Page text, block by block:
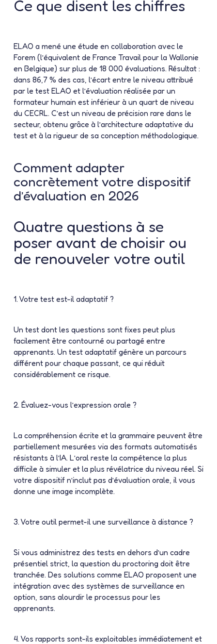
Ce que disent les chiffres
ELAO a mené une étude en collaboration avec le
Forem (l’équivalent de France Travail pour la Wallonie
en Belgique) sur plus de 18 000 évaluations. Résultat :
dans 86,7 % des cas, l’écart entre le niveau attribué
par le test ELAO et l’évaluation réalisée par un
formateur humain est inférieur à un quart de niveau
du CECRL. C’est un niveau de précision rare dans le
secteur, obtenu grâce à l’architecture adaptative du
test et à la rigueur de sa conception méthodologique.
Comment adapter
concrètement votre dispositif
d’évaluation en 2026
Quatre questions à se
poser avant de choisir ou
de renouveler votre outil
1. Votre test est-il adaptatif ?
Un test dont les questions sont fixes peut plus
facilement être contourné ou partagé entre
apprenants. Un test adaptatif génère un parcours
différent pour chaque passant, ce qui réduit
considérablement ce risque.
2. Évaluez-vous l’expression orale ?
La compréhension écrite et la grammaire peuvent être
partiellement mesurées via des formats automatisés
résistants à l’IA. L’oral reste la compétence la plus
difficile à simuler et la plus révélatrice du niveau réel. Si
votre dispositif n’inclut pas d’évaluation orale, il vous
donne une image incomplète.
3. Votre outil permet-il une surveillance à distance ?
Si vous administrez des tests en dehors d’un cadre
présentiel strict, la question du proctoring doit être
tranchée. Des solutions comme ELAO proposent une
intégration avec des systèmes de surveillance en
option, sans alourdir le processus pour les
apprenants.
4. Vos rapports sont-ils exploitables immédiatement et